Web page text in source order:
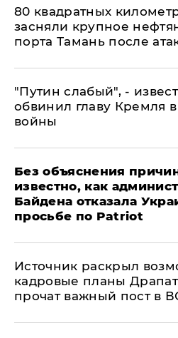
80 квадратных
засняли крупное
порта Тамань после
​"Путин слабый", -
обвинил главу Кремля
войны
Без объяснения
известно, как
Байдена отказала
просьбе по Patriot
​Источник раскрыл
кадровые планы
прочат важный пост в